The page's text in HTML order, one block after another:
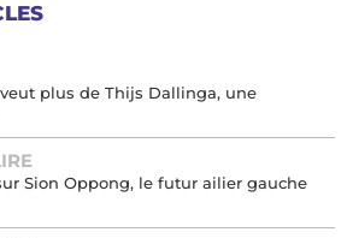
plus de Thijs Dallinga, une
Sion Oppong, le futur ailier gauche